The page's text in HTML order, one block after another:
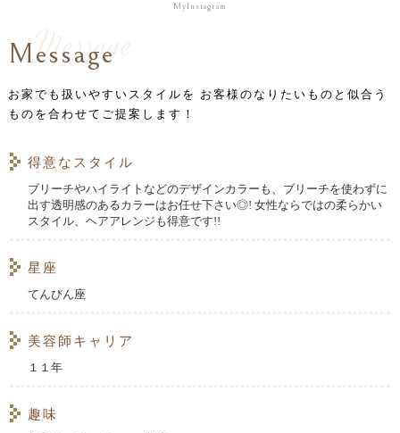
MyInstagram
Message
Message
お家でも扱いやすいスタイルを お客様のなりたいものと似合う
ものを合わせてご提案します！
得意なスタイル
ブリーチやハイライトなどのデザインカラーも、ブリーチを使わずに
出す透明感のあるカラーはお任せ下さい◎! 女性ならではの柔らかい
スタイル、ヘアアレンジも得意です!!
星座
てんびん座
美容師キャリア
１１年
趣味